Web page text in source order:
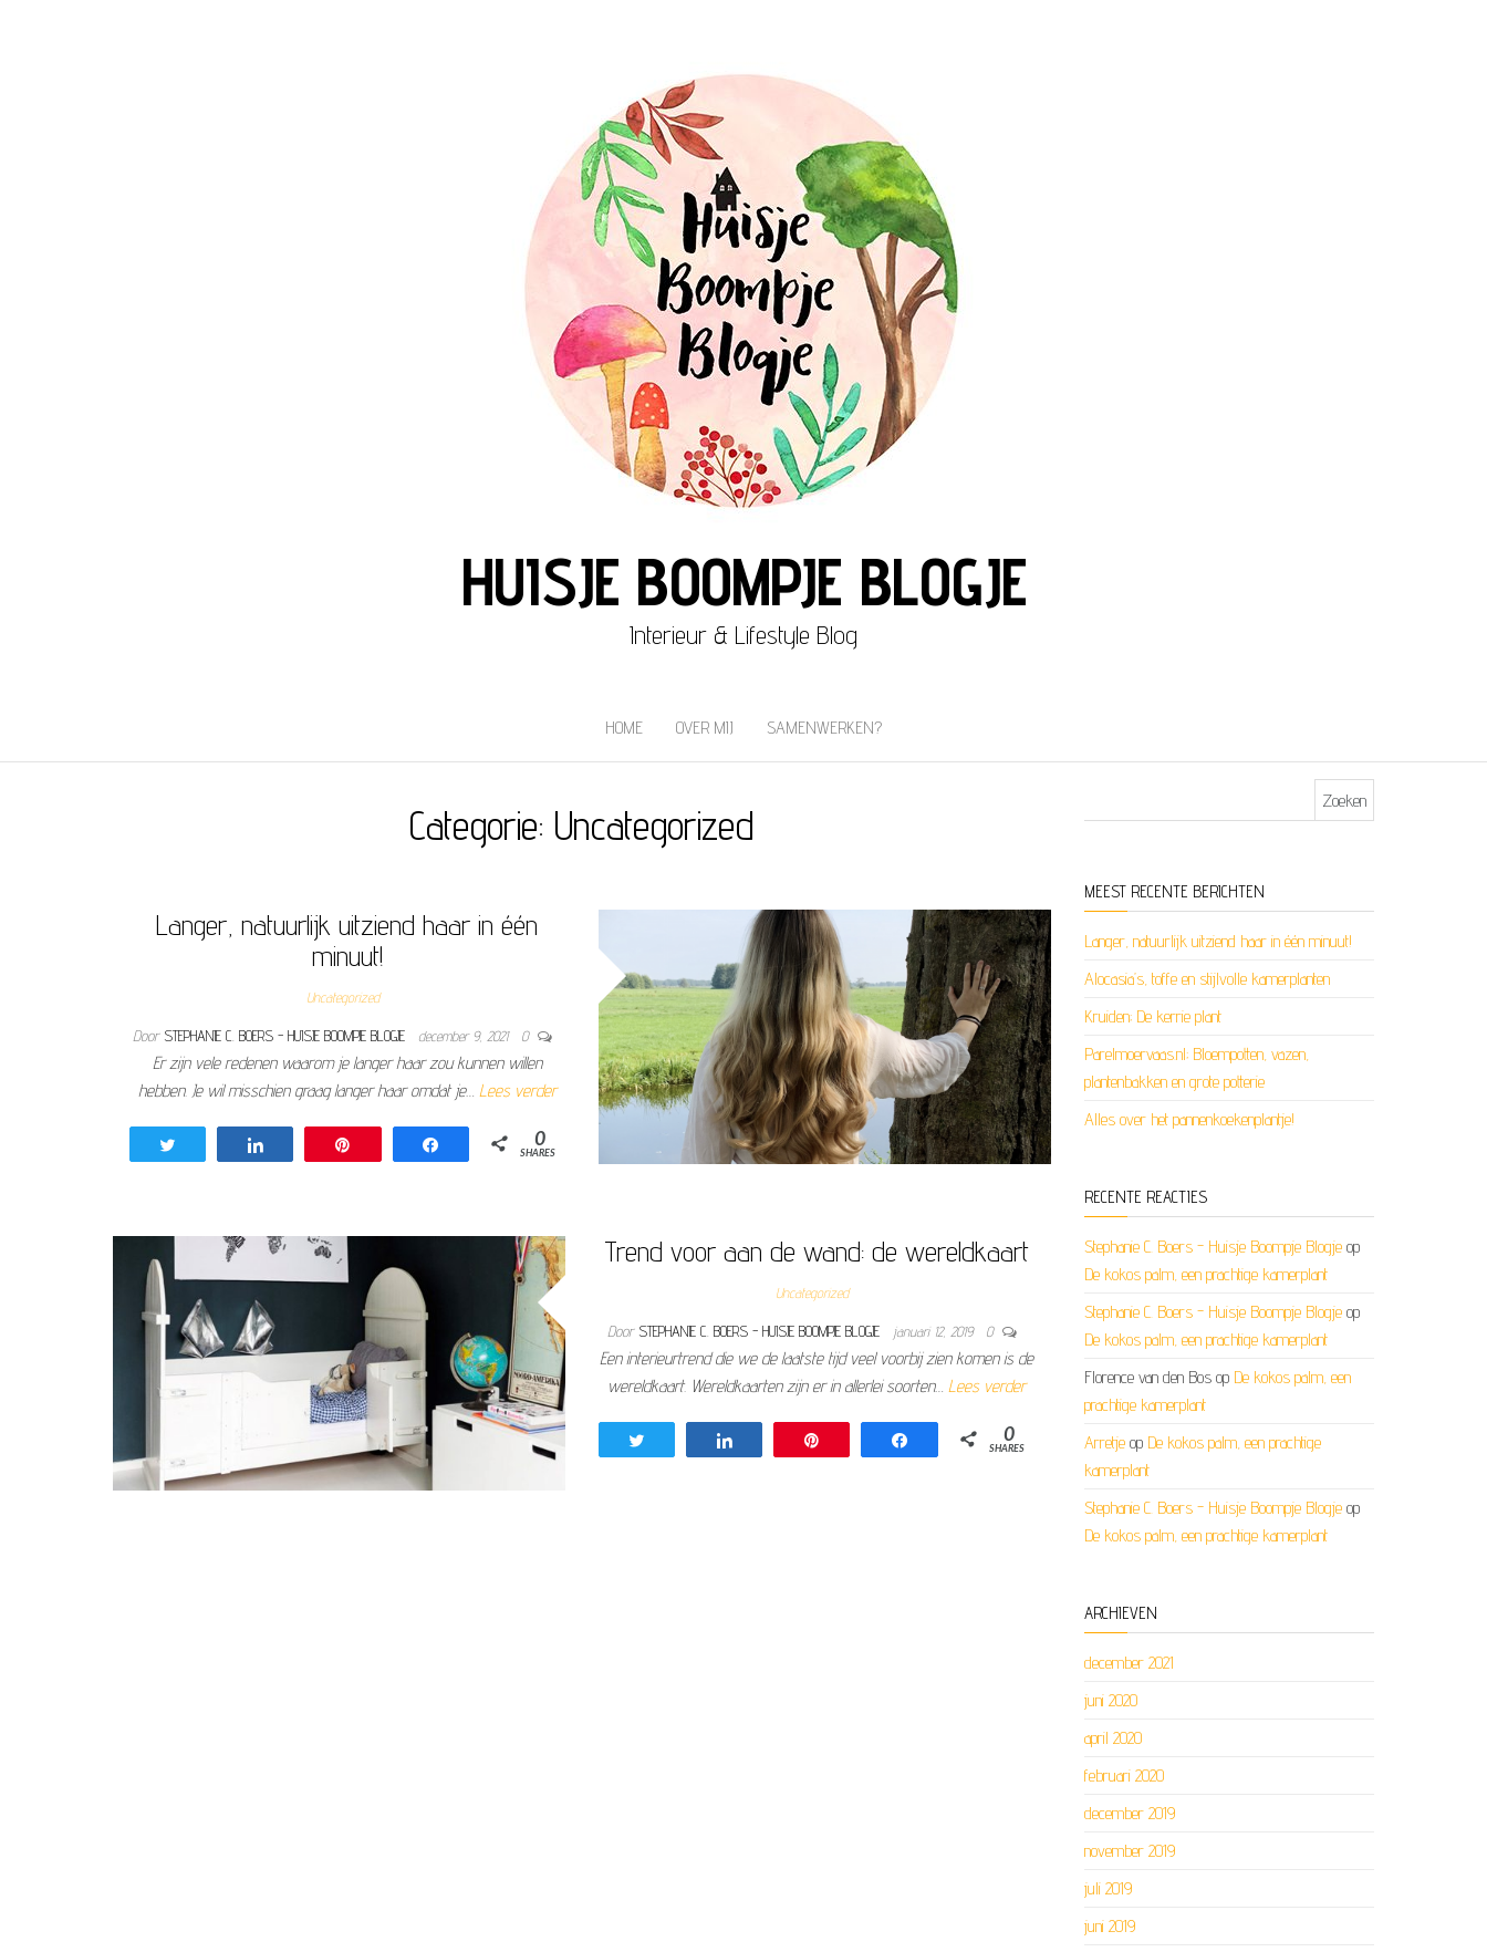
HUISJE BOOMPJE BLOGJE
Interieur & Lifestyle Blog
HOME OVER MIJ SAMENWERKEN?
Categorie: Uncategorized
Langer, natuurlijk uitziend haar in één
minuut!
Uncategorized
Door STEPHANIE C. BOERS - HUISJE BOOMPJE BLOGJE december 9, 2021 0
Er zijn vele redenen waarom je langer haar zou kunnen willen
hebben. Je wil misschien graag langer haar omdat je… Lees verder
0
SHARES
Trend voor aan de wand: de wereldkaart
Uncategorized
Door STEPHANIE C. BOERS - HUISJE BOOMPJE BLOGJE januari 12, 2019 0
Een interieurtrend die we de laatste tijd veel voorbij zien komen is de
wereldkaart. Wereldkaarten zijn er in allerlei soorten… Lees verder
0
SHARES
MEEST RECENTE BERICHTEN
Langer, natuurlijk uitziend haar in één minuut!
Alocasia’s, toffe en stijlvolle kamerplanten
Kruiden; De kerrie plant
Parelmoervaas.nl; Bloempotten, vazen,
plantenbakken en grote potterie
Alles over het pannenkoekenplantje!
RECENTE REACTIES
Stephanie C. Boers - Huisje Boompje Blogjeop
De kokos palm, een prachtige kamerplant
Stephanie C. Boers - Huisje Boompje Blogjeop
De kokos palm, een prachtige kamerplant
Florence van den Bosop De kokos palm, een
prachtige kamerplant
Arretjeop De kokos palm, een prachtige
kamerplant
Stephanie C. Boers - Huisje Boompje Blogjeop
De kokos palm, een prachtige kamerplant
ARCHIEVEN
december 2021
juni 2020
april 2020
februari 2020
december 2019
november 2019
juli 2019
juni 2019